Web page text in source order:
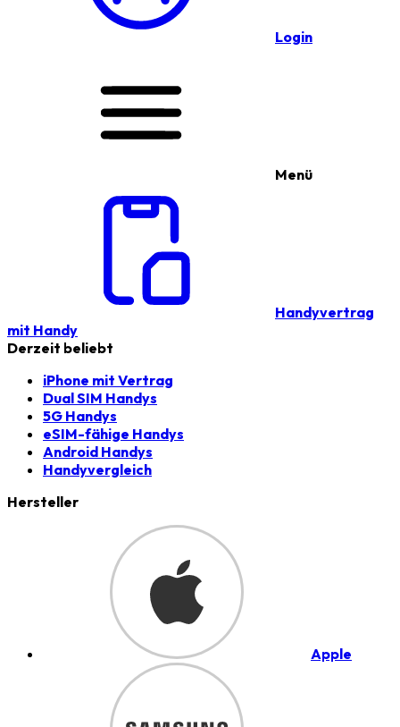
Login
Menü
Handyvertrag
mit Handy
Derzeit beliebt
iPhone mit Vertrag
Dual SIM Handys
5G Handys
eSIM-fähige Handys
Android Handys
Handyvergleich
Hersteller
Apple